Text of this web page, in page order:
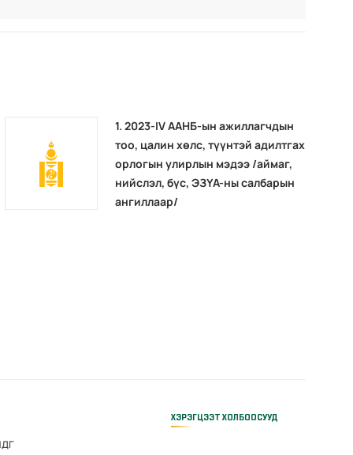
1. 2023-IV ААНБ-ын ажиллагчдын
тоо, цалин хөлс, түүнтэй адилтгах
орлогын улирлын мэдээ /аймаг,
нийслэл, бүс, ЭЗҮА-ны салбарын
ангиллаар/
ХЭРЭГЦЭЭТ ХОЛБООСУУД